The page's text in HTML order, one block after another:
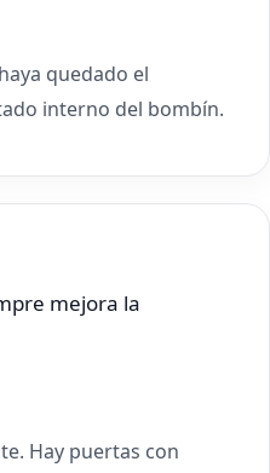
quedado el
interno del bombín.
mejora la
Hay puertas con